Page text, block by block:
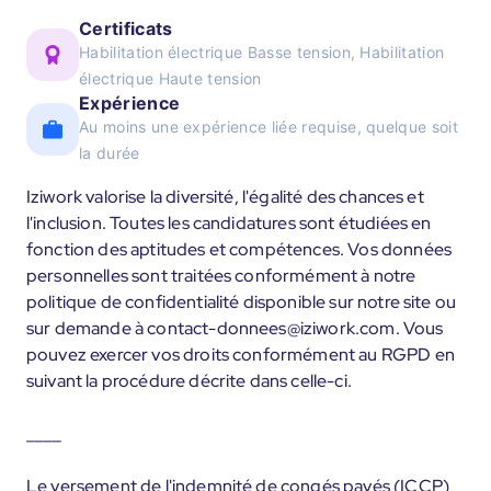
Certificats
Habilitation électrique Basse tension, Habilitation
électrique Haute tension
Expérience
Au moins une expérience liée requise, quelque soit
la durée
Iziwork valorise la diversité, l'égalité des chances et
l'inclusion. Toutes les candidatures sont étudiées en
fonction des aptitudes et compétences. Vos données
personnelles sont traitées conformément à notre
politique de confidentialité disponible sur notre site ou
sur demande à contact-donnees@iziwork.com. Vous
pouvez exercer vos droits conformément au RGPD en
suivant la procédure décrite dans celle-ci.
Le versement de l'indemnité de congés payés (ICCP)